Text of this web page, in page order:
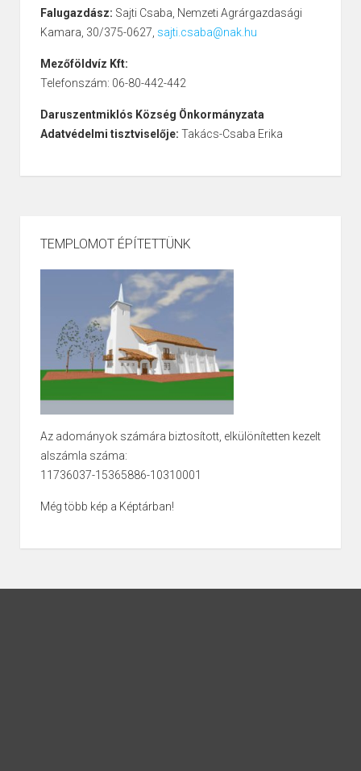
Falugazdász: Sajti Csaba, Nemzeti Agrárgazdasági
Kamara, 30/375-0627, sajti.csaba@nak.hu
Mezőföldvíz Kft:
Telefonszám: 06-80-442-442
Daruszentmiklós Község Önkormányzata
Adatvédelmi tisztviselője: Takács-Csaba Erika
TEMPLOMOT ÉPÍTETTÜNK
Az adományok számára biztosított, elkülönítetten kezelt
alszámla száma:
11736037-15365886-10310001
Még több kép a Képtárban!